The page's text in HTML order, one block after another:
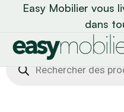
Easy Mobilier vous
dans
Recherche
de